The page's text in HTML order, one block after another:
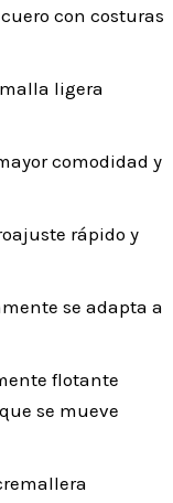
con costuras
ligera
comodidad y
rápido y
se adapta a
flotante
se mueve